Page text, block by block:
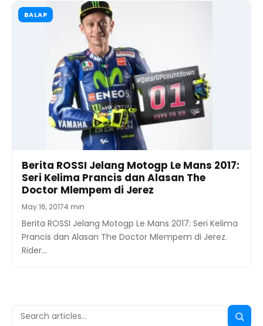
BALAP
Berita ROSSI Jelang Motogp Le Mans 2017:
Seri Kelima Prancis dan Alasan The
Doctor Mlempem di Jerez
May 16, 20174 min
Berita ROSSI Jelang Motogp Le Mans 2017: Seri Kelima
Prancis dan Alasan The Doctor Mlempem di Jerez.
Rider…
Search
Search